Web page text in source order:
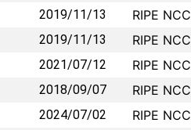
2019/11/13 RIPE NCC
2019/11/13 RIPE NCC
2021/07/12 RIPE NCC
2018/09/07 RIPE NCC
2024/07/02 RIPE NCC